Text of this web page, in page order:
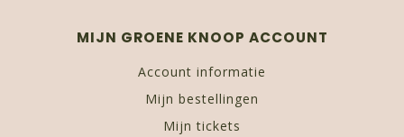
MIJN GROENE KNOOP ACCOUNT
Account informatie
Mijn bestellingen
Mijn tickets